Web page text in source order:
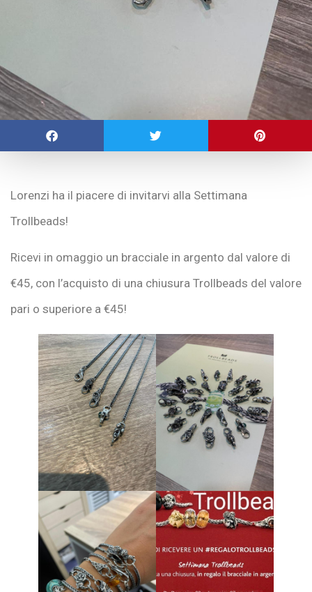
Lorenzi ha il piacere di invitarvi alla Settimana
Trollbeads!
Ricevi in omaggio un bracciale in argento dal valore di
€45, con l’acquisto di una chiusura Trollbeads del valore
pari o superiore a €45!